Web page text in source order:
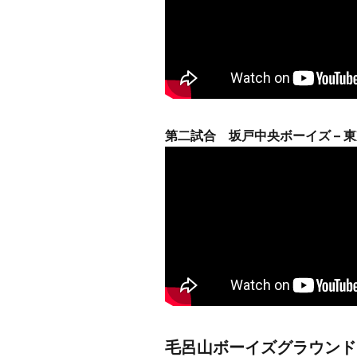
第二試合 坂戸中央ボーイズ –
毛呂山ボーイズグラウンド